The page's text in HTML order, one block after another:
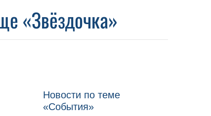
«Звёздочка»
Новости по теме
«События»